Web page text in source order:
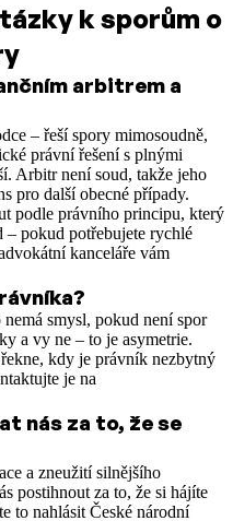
k sporům o
arbitrem a
– řeší spory mimosoudně,
právní řešení s plnými
Arbitr není soud, takže jeho
pro další obecné případy.
podle právního principu, který
pokud potřebujete rychlé
kanceláře vám
smysl, pokud není spor
a vy ne – to je asymetrie.
kdy je právník nezbytný
je na
nás za to, že se
a zneužití silnějšího
postihnout za to, že si hájíte
to nahlásit České národní